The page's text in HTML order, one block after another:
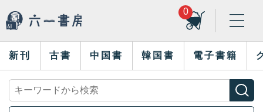
0
新刊 古書 中国書 韓国書 電子書籍